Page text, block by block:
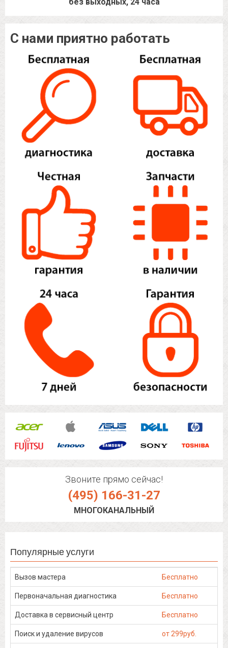
С нами приятно работать
Звоните прямо сейчас!
(495) 166-31-27
МНОГОКАНАЛЬНЫЙ
Популярные услуги
Вызов мастера Бесплатно
Первоначальная диагностика Бесплатно
Доставка в сервисный центр Бесплатно
Поиск и удаление вирусов от 299руб.